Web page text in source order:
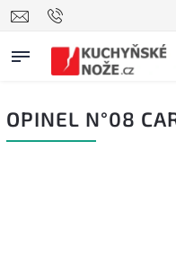
OPINEL N°08